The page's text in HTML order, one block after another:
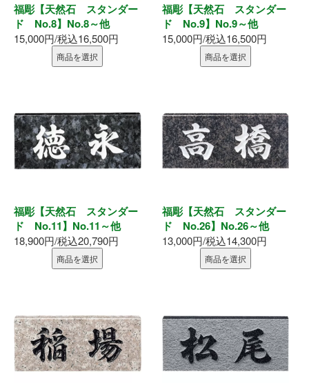
電動工具
電動工具刃物
墨出器・距離計
測定・検査
作業工具
作業用品
初めての方へ
会社案内
福彫【天然石 スタンダー
ド No.8】No.8～他
15,000円/税込16,500円
商品を選択
福彫【天然石 スタンダー
ド No.9】No.9～他
15,000円/税込16,500円
商品を選択
福彫【天然石 スタンダー
ド No.11】No.11～他
18,900円/税込20,790円
商品を選択
福彫【天然石 スタンダー
ド No.26】No.26～他
13,000円/税込14,300円
商品を選択